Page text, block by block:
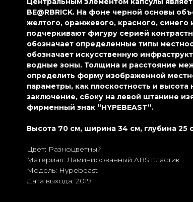
BE@RBRICK. На фоне черной основы
желтого, оранжевого, красного, синего
подчеркивают фигуру серией
обозначает определенные типы
обозначает искусственную
водные зоны. Толщина и расстояние
определить форму изображенной
параметры, как плоскостность и
заключение, сбоку на левой штанине
фирменный знак “HYPEBEAST”.
Высота 70 см, ширина 34 см, глубина 25
Цвет: Разноцветный
Материал: Ламиниpoванный ABS пластик
Модель: Hypebeast
Дата выхода: 2019